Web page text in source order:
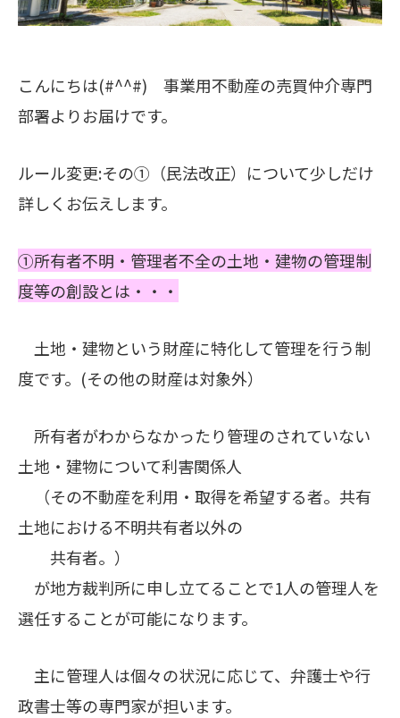
こんにちは(#^^#) 事業用不動産の売買仲介専門
部署よりお届けです。
ルール変更:その①（民法改正）について少しだけ
詳しくお伝えします。
①所有者不明・管理者不全の土地・建物の管理制
度等の創設とは・・・
土地・建物という財産に特化して管理を行う制
度です。(その他の財産は対象外）
所有者がわからなかったり管理のされていない
土地・建物について利害関係人
（その不動産を利用・取得を希望する者。共有
土地における不明共有者以外の
共有者。）
が地方裁判所に申し立てることで1人の管理人を
選任することが可能になります。
主に管理人は個々の状況に応じて、弁護士や行
政書士等の専門家が担います。